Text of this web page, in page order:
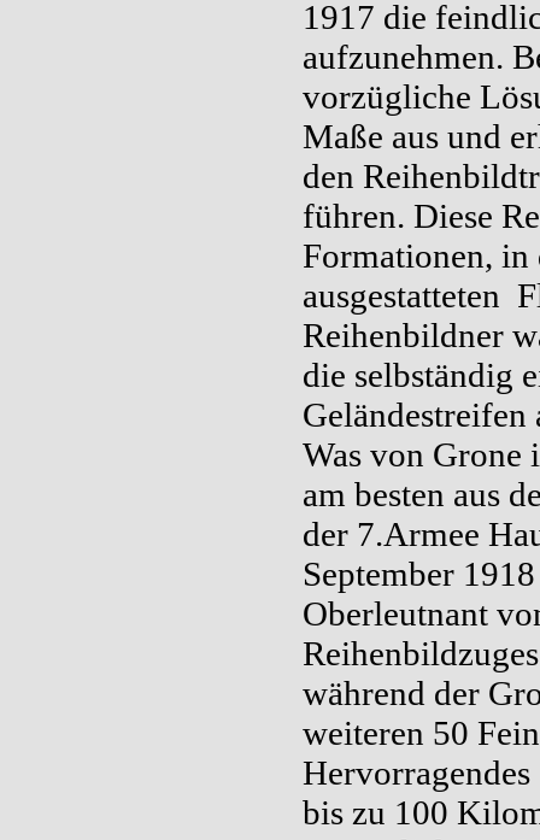
1917 die
aufzunehmen.
vorzügliche
Maße aus und
den
führen. Diese
Formationen,
ausgestatteten
Reihenbildner
die selbständig
Was von Grone
am besten aus
der 7.Armee
September
Oberleutnant
während der
weiteren 50
bis zu 100